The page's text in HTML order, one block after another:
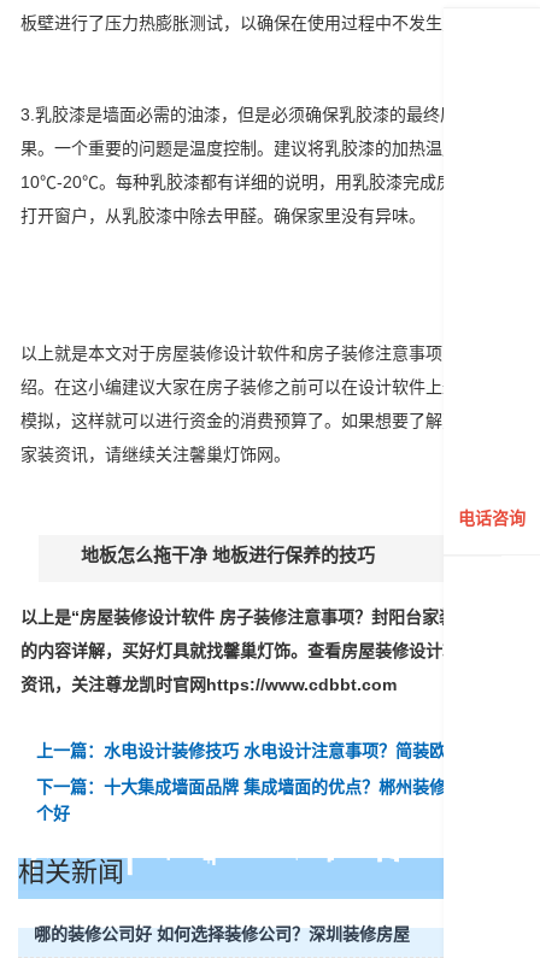
板壁进行了压力热膨胀测试，以确保在使用过程中不发生变形。
3.乳胶漆是墙面必需的油漆，但是必须确保乳胶漆的最终质量效
果。一个重要的问题是温度控制。建议将乳胶漆的加热温度调节为
10℃-20℃。每种乳胶漆都有详细的说明，用乳胶漆完成房屋后，
打开窗户，从乳胶漆中除去甲醛。确保家里没有异味。
以上就是本文对于房屋装修设计软件和房子装修注意事项的详细介
绍。在这小编建议大家在房子装修之前可以在设计软件上进行装修
模拟，这样就可以进行资金的消费预算了。如果想要了解更多精彩
家装资讯，请继续关注馨巢灯饰网。
地板怎么拖干净 地板进行保养的技巧
以上是“房屋装修设计软件 房子装修注意事项？封阳台家装多少钱”
的内容详解，买好灯具就找馨巢灯饰。查看房屋装修设计软件最新
资讯，关注尊龙凯时官网https://www.cdbbt.com
上一篇：水电设计装修技巧 水电设计注意事项？简装欧式装修
下一篇：十大集成墙面品牌 集成墙面的优点？郴州装修公司那
个好
相关新闻
哪的装修公司好 如何选择装修公司？深圳装修房屋
电话咨询